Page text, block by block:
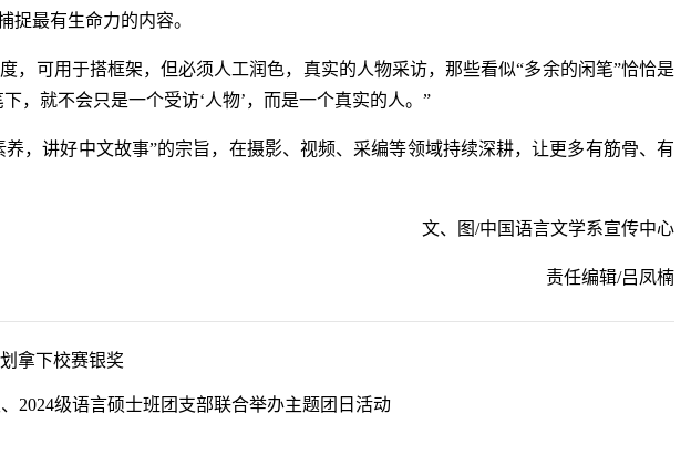
捉最有生命力的内容。
，可用于搭框架，但必须人工润色，真实的人物采访，那些看似“多余的闲笔”恰恰是
，就不会只是一个受访‘人物’，而是一个真实的人。”
，讲好中文故事”的宗旨，在摄影、视频、采编等领域持续深耕，让更多有筋骨、有
文、图/中国语言文学系宣传中心
责任编辑/吕凤楠
拿下校赛银奖
2024级语言硕士班团支部联合举办主题团日活动